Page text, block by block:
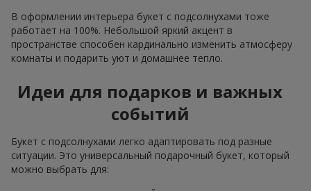
В оформлении интерьера букет с подсолнухами тоже
работает на 100%. Небольшой яркий акцент в
пространстве способен кардинально изменить атмосферу
комнаты и подарить уют и домашнее тепло.
Идеи для подарков и важных
событий
Букет с подсолнухами легко адаптировать под разные
ситуации. Это универсальный подарочный букет, который
можно выбрать для: